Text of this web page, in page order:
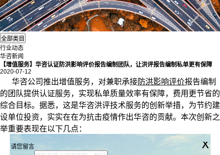
行业动态
华咨新闻
【增值服务】华咨认证防洪影响评价报告编制团队，让洪评报告编制私单更有保障
2020-07-12
华咨公司推出增值服务，对兼职承接防洪影响评价报告编制
的团队提供认证服务，实现私单质量效率有保障，费用更节省的
综合目标。据悉，这是华咨洪评技术服务的创新举措，为节约建
设单位投资，实实在在为抗击疫情作出华咨的贡献。本次创新之
举重要表现在以下几点：
请您留言 x